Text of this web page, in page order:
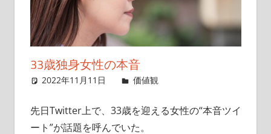
33歳独身女性の本音
2022年11月11日 singlelife65
価値観
先日Twitter上で、33歳を迎える女性の“本音ツイ
ート”が話題を呼んでいた。